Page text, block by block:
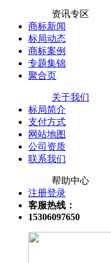
资讯专区
商标新闻
标局动态
商标案例
专题集锦
聚合页
关于我们
标局简介
支付方式
网站地图
公司资质
联系我们
帮助中心
注册登录
客服热线：
15306097650